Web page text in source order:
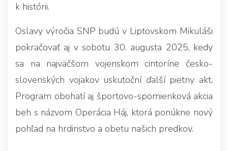
k histórii.
Oslavy výročia SNP budú v Liptovskom Mikuláši
pokračovať aj v sobotu 30. augusta 2025, kedy
sa na najväčšom vojenskom cintoríne česko-
slovenských vojakov uskutoční ďalší pietny akt.
Program obohatí aj športovo-spomienková akcia
beh s názvom Operácia Háj, ktorá ponúkne nový
pohľad na hrdinstvo a obetu našich predkov.